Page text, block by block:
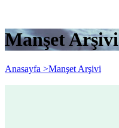
Manşet Arşivi
Anasayfa >Manşet Arşivi